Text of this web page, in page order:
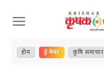
Skip
to
content
होम ई-पेपर कृषि समाचार